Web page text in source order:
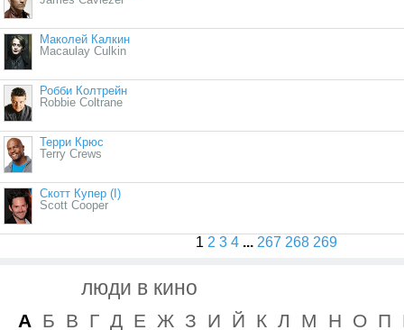
Маколей Калкин
Macaulay Culkin
Робби Колтрейн
Robbie Coltrane
Терри Крюс
Terry Crews
Скотт Купер (I)
Scott Cooper
1 2 3 4 ... 267 268 269
люди в кино
А Б В Г Д Е Ж З И Й К Л М Н О П